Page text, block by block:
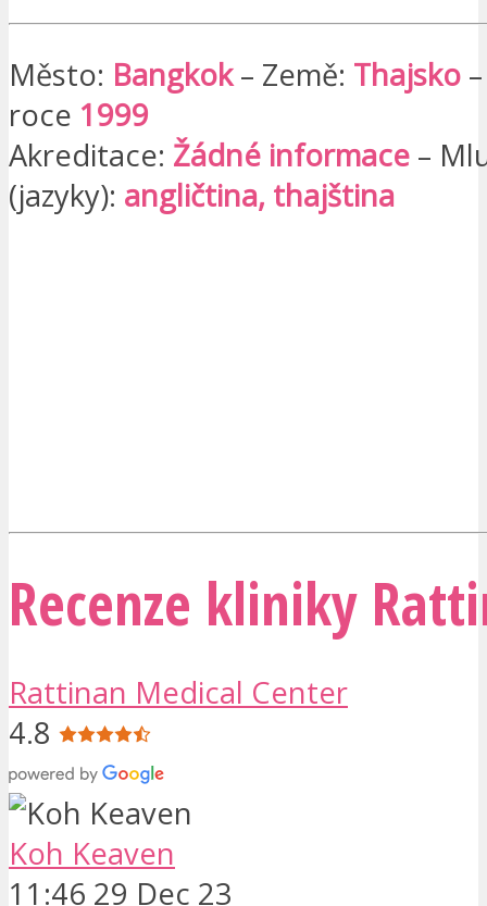
Město: Bangkok– Země: Thajsko
roce 1999
Akreditace: Žádné informace –
(jazyky): angličtina, thajština
Recenze kliniky
Rattinan Medical Center
4.8
Koh Keaven
11:46 29 Dec 23